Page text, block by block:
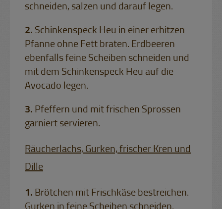
schneiden, salzen und darauf legen.
Schinkenspeck Heu in einer erhitzen
Pfanne ohne Fett braten. Erdbeeren
ebenfalls feine Scheiben schneiden und
mit dem Schinkenspeck Heu auf die
Avocado legen.
Pfeffern und mit frischen Sprossen
garniert servieren.
Räucherlachs, Gurken, frischer Kren und
Dille
Brötchen mit Frischkäse bestreichen.
Gurken in feine Scheiben schneiden.